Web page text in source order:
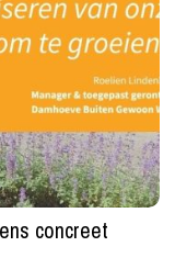
concreet